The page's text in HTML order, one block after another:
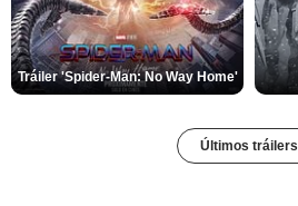
Tráiler 'Spider-Man: No Way Home'
Últimos tráilers